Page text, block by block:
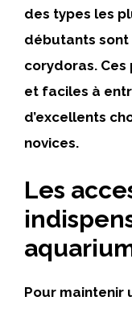
des types les
débutants sont
corydoras.
et faciles à
d’excellents
novices.
Les
Pour maintenir